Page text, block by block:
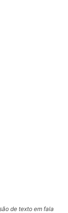
de texto em fala